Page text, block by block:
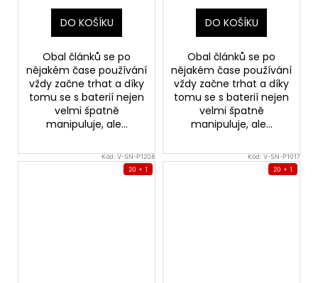
DO KOŠÍKU
Obal článků se po
nějakém čase používání
vždy začne trhat a díky
tomu se s baterií nejen
velmi špatně
manipuluje, ale...
DO KOŠÍKU
Obal článků se po
nějakém čase používání
vždy začne trhat a díky
tomu se s baterií nejen
velmi špatně
manipuluje, ale...
Kód:V-SN-P1208
20 + 1
Kód:V-SN-P1017
20 + 1